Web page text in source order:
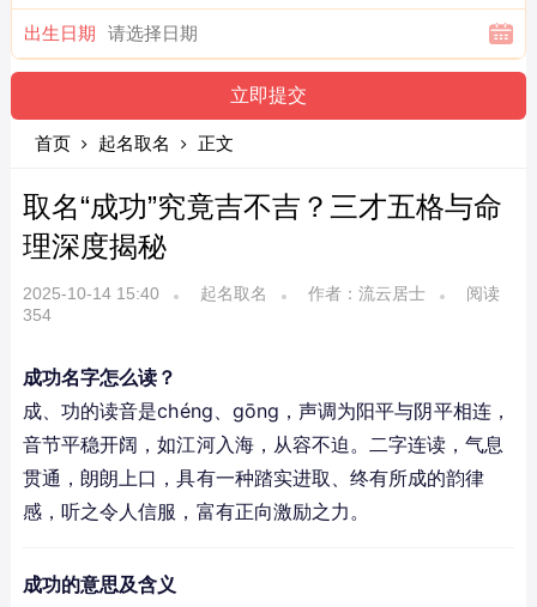
出生日期
首页 起名取名 正文
取名“成功”究竟吉不吉？三才五格与命
理深度揭秘
2025-10-14 15:40 起名取名 作者：流云居士
阅读
354
成功名字怎么读？
成、功的读音是chéng、gōng，声调为阳平与阴平相连，
音节平稳开阔，如江河入海，从容不迫。二字连读，气息
贯通，朗朗上口，具有一种踏实进取、终有所成的韵律
感，听之令人信服，富有正向激励之力。
成功的意思及含义